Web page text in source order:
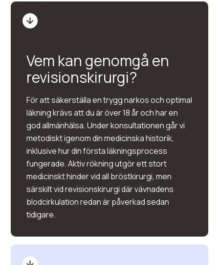
Vem kan genomgå en
revisionskirurgi?
För att säkerställa en trygg narkos och optimal
läkning krävs att du är över 18 år och har en
god allmänhälsa. Under konsultationen går vi
metodiskt igenom din medicinska historik,
inklusive hur din första läkningsprocess
fungerade. Aktiv rökning utgör ett stort
medicinskt hinder vid all bröstkirurgi, men
särskilt vid revisionskirurgi där vävnadens
blodcirkulation redan är påverkad sedan
tidigare.